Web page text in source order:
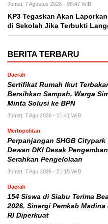
Jumat, 7 Agustus 2026 - 08:47 WIB
KP3 Tegaskan Akan
di Sekolah Jika Terbukti
BERITA TERBARU
Daerah
Sertifikat Rumah Ikut
Bersihkan Sampah, Warga
Minta Solusi ke BPN
Jumat, 7 Agu 2026 - 21:41 WIB
Mertopolitan
Perpanjangan SHGB Citypark
Dewan DKI Desak
Serahkan Pengelolaan
Jumat, 7 Agu 2026 - 21:15 WIB
Daerah
154 Siswa di Siabu Terima
2026, Sinergi Pemkab Madina
RI Diperkuat